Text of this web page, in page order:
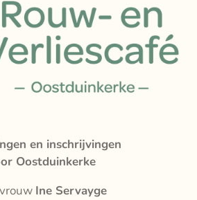
en inschrijvingen
Oostduinkerke
Ine Servayge